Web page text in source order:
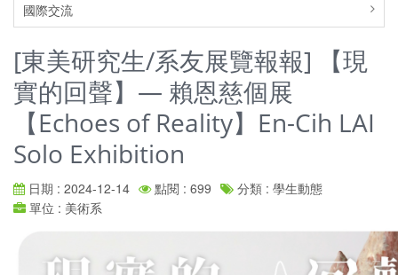
國際交流
[東美研究生/系友展覽報報] 【現
實的回聲‬】— 賴恩慈個展
【Echoes of Reality】En-Cih LAI
Solo Exhibition
日期 : 2024-12-14 點閱 : 699
分類 : 學生動態
單位 : 美術系